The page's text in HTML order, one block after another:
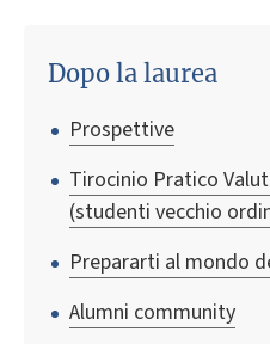
Dopo la laurea
Prospettive
Tirocinio Pratico
(studenti vecchio
Prepararti al mondo
Alumni community